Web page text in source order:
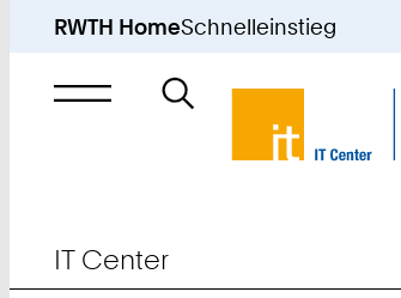
RWTH HomeSchnelleinstieg
Suche
nach
IT Center